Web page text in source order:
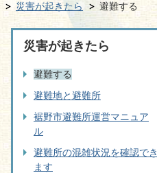
災害が起きたら 避難する
災害が起きたら
避難する
避難地と避難所
裾野市避難所運営マニュア
ル
避難所の混雑状況を確認でき
ます